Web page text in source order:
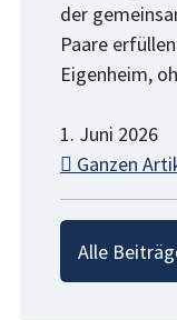
der
Paare
Eigenheim,
1. Juni 2026
Ganzen
Alle